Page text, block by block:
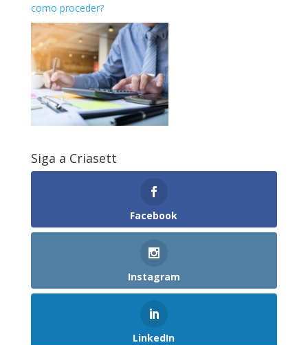
como proceder?
Siga a Criasett
Facebook
Instagram
LinkedIn